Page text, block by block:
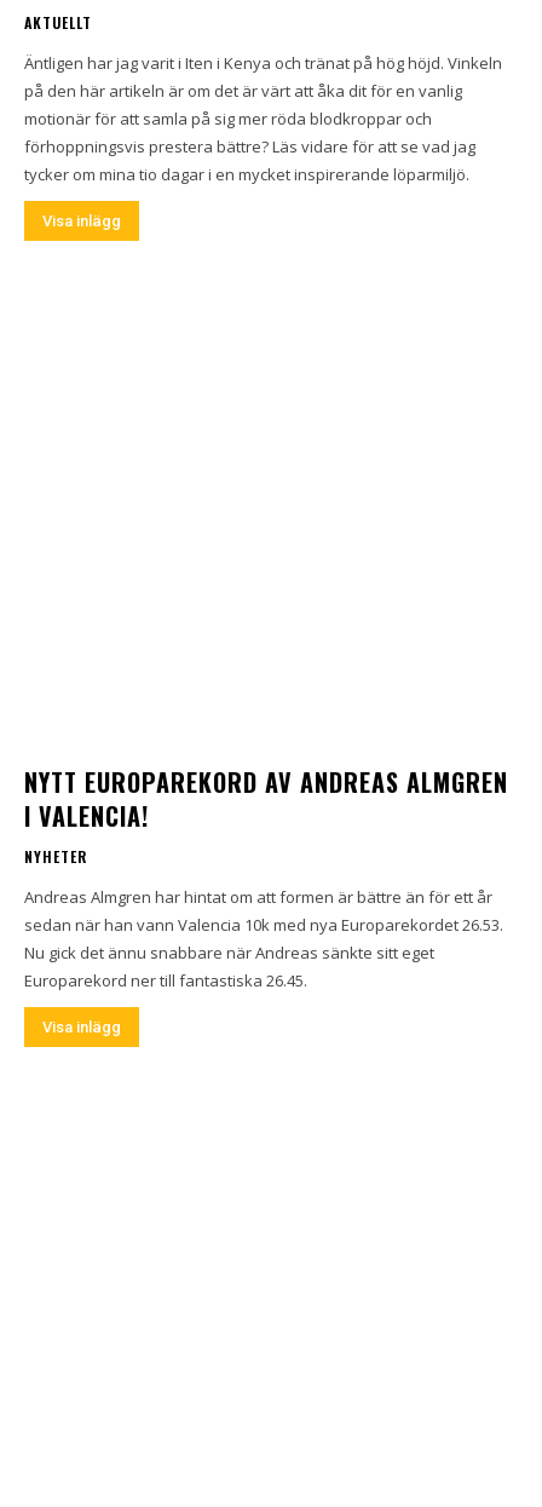
AKTUELLT
Äntligen har jag varit i Iten i Kenya och tränat på hög höjd. Vinkeln
på den här artikeln är om det är värt att åka dit för en vanlig
motionär för att samla på sig mer röda blodkroppar och
förhoppningsvis prestera bättre? Läs vidare för att se vad jag
tycker om mina tio dagar i en mycket inspirerande löparmiljö.
Visa inlägg
NYTT EUROPAREKORD AV ANDREAS ALMGREN
I VALENCIA!
NYHETER
Andreas Almgren har hintat om att formen är bättre än för ett år
sedan när han vann Valencia 10k med nya Europarekordet 26.53.
Nu gick det ännu snabbare när Andreas sänkte sitt eget
Europarekord ner till fantastiska 26.45.
Visa inlägg